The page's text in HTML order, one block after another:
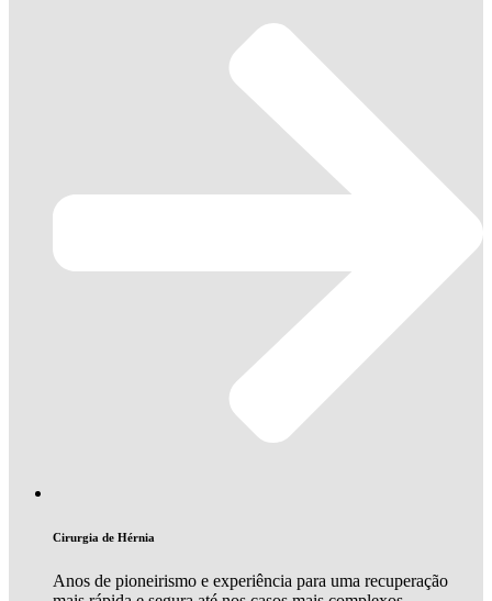
Cirurgia de Hérnia
Anos de pioneirismo e experiência para uma recuperação